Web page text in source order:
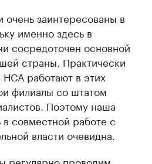
заинтересованы в
именно здесь в
сосредоточен основной
страны. Практически
работают в этих
филиалы со штатом
Поэтому наша
в совместной работе с
власти очевидна.